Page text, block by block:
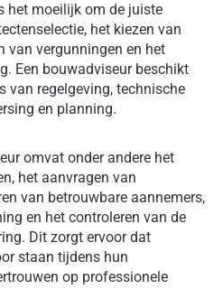
het moeilijk om de juiste
het kiezen van
van vergunningen en het
Een bouwadviseur beschikt
van regelgeving, technische
en planning.
omvat onder andere het
het aanvragen van
van betrouwbare aannemers,
en het controleren van de
Dit zorgt ervoor dat
staan tijdens hun
op professionele